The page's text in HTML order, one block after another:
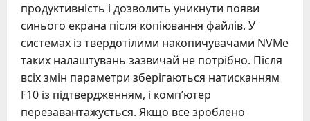
продуктивність і дозволить уникнути появи
синього екрана після копіювання файлів. У
системах із твердотілими накопичувачами NVMe
таких налаштувань зазвичай не потрібно. Після
всіх змін параметри зберігаються натисканням
F10 із підтвердженням, і комп’ютер
перезавантажується. Якщо все зроблено